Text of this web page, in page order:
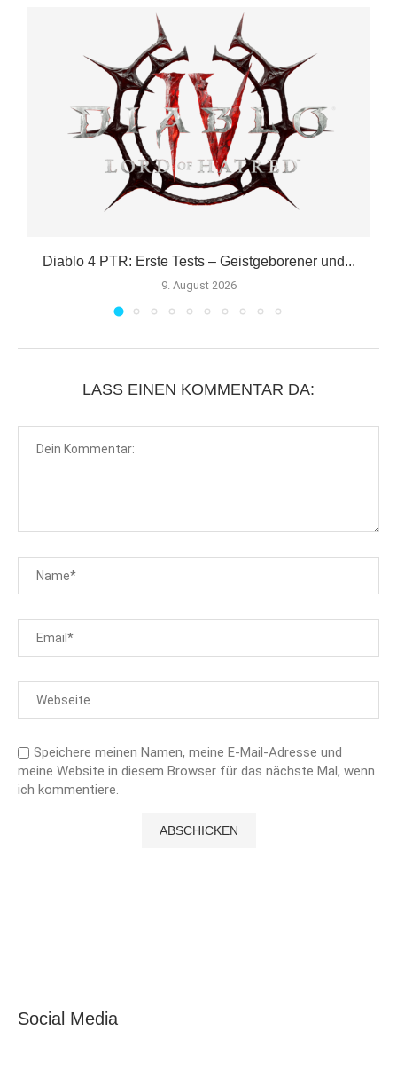
Diablo 4 PTR: Erste Tests – Geistgeborener und...
9. August 2026
LASS EINEN KOMMENTAR DA:
Speichere meinen Namen, meine E-Mail-Adresse und
meine Website in diesem Browser für das nächste Mal, wenn
ich kommentiere.
Social Media